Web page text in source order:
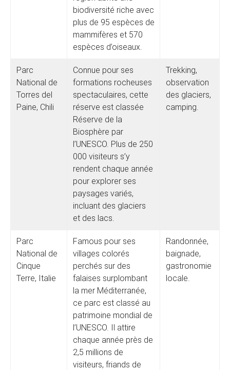
biodiversité riche avec
plus de 95 espèces de
mammifères et 570
espèces d’oiseaux.
Parc
National de
Torres del
Paine, Chili
Connue pour ses
formations rocheuses
spectaculaires, cette
réserve est classée
Réserve de la
Biosphère par
l’UNESCO. Plus de 250
000 visiteurs s’y
rendent chaque année
pour explorer ses
paysages variés,
incluant des glaciers
et des lacs.
Trekking,
observation
des glaciers,
camping.
Parc
National de
Cinque
Terre, Italie
Famous pour ses
villages colorés
perchés sur des
falaises surplombant
la mer Méditerranée,
ce parc est classé au
patrimoine mondial de
l’UNESCO. Il attire
chaque année près de
2,5 millions de
visiteurs, friands de
Randonnée,
baignade,
gastronomie
locale.